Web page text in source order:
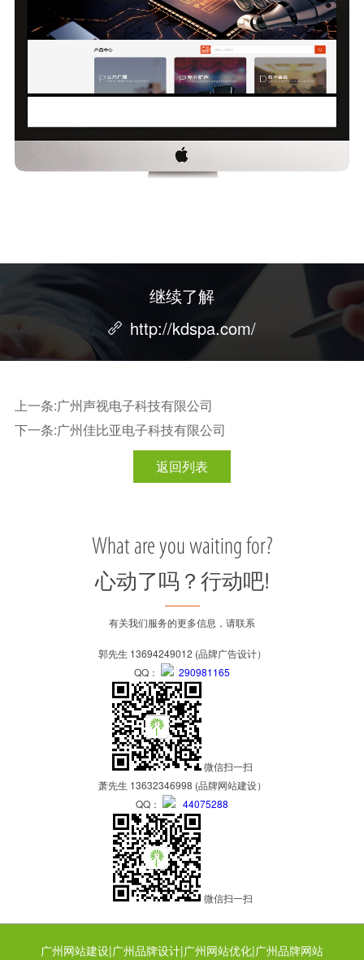
继续了解
http://kdspa.com/
上一条:广州声视电子科技有限公司
下一条:广州佳比亚电子科技有限公司
返回列表
What are you waiting for?
心动了吗？行动吧!
有关我们服务的更多信息，请联系
郭先生 13694249012 (品牌广告设计）
QQ：
290981165
微信扫一扫
萧先生 13632346998 (品牌网站建设）
QQ：
44075288
微信扫一扫
广州网站建设|广州品牌设计|广州网站优化|广州品牌网站